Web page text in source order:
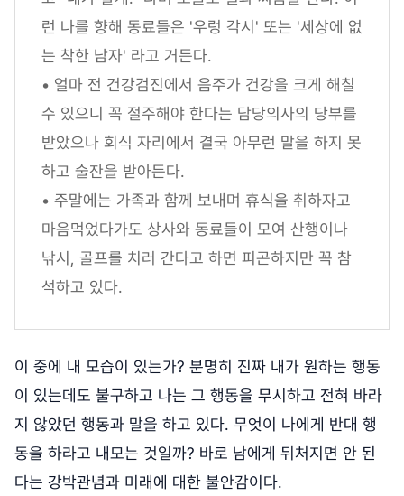
런 나를 향해 동료들은 '우렁 각시' 또는 '세상에 없
는 착한 남자' 라고 거든다.
• 얼마 전 건강검진에서 음주가 건강을 크게 해칠
수 있으니 꼭 절주해야 한다는 담당의사의 당부를
받았으나 회식 자리에서 결국 아무런 말을 하지 못
하고 술잔을 받아든다.
• 주말에는 가족과 함께 보내며 휴식을 취하자고
마음먹었다가도 상사와 동료들이 모여 산행이나
낚시, 골프를 치러 간다고 하면 피곤하지만 꼭 참
석하고 있다.
이 중에 내 모습이 있는가? 분명히 진짜 내가 원하는 행동
이 있는데도 불구하고 나는 그 행동을 무시하고 전혀 바라
지 않았던 행동과 말을 하고 있다. 무엇이 나에게 반대 행
동을 하라고 내모는 것일까? 바로 남에게 뒤처지면 안 된
다는 강박관념과 미래에 대한 불안감이다.